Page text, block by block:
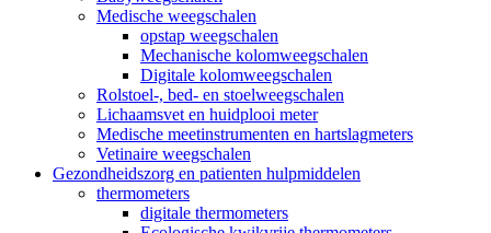
Medische weegschalen
opstap weegschalen
Mechanische kolomweegschalen
Digitale kolomweegschalen
Rolstoel-, bed- en stoelweegschalen
Lichaamsvet en huidplooi meter
Medische meetinstrumenten en hartslagmeters
Vetinaire weegschalen
Gezondheidszorg en patienten hulpmiddelen
thermometers
digitale thermometers